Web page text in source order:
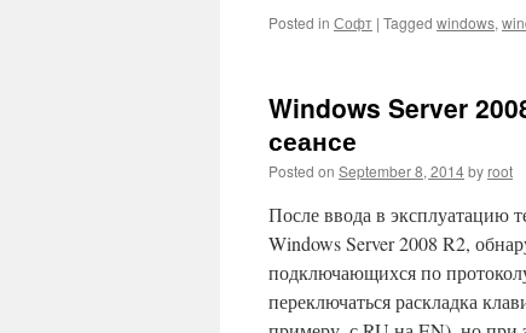
Posted in Софт | Tagged windows,
Windows Server
сеансе
Posted on September 8, 2014by root
После ввода в эксплуатацию
Windows Server 2008 R2,
подключающихся по
переключаться раскладка